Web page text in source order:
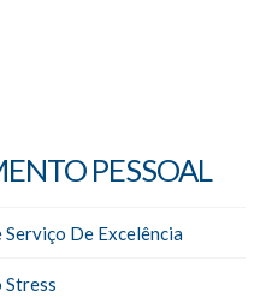
PESSOAL
De Excelência